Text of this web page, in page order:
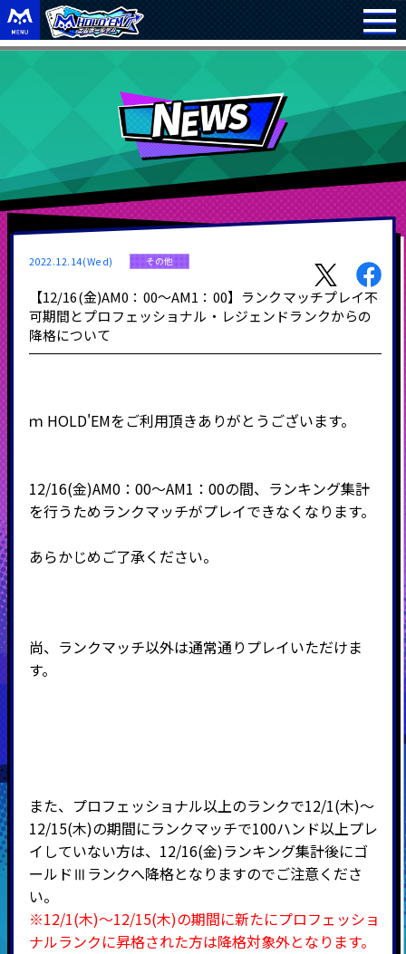
2022.12.14(Wed) その他
【12/16(金)AM0：00～AM1：00】ランクマッチプレイ不
可期間とプロフェッショナル・レジェンドランクからの
降格について
ｍ HOLD'EMをご利用頂きありがとうございます。
12/16(金)AM0：00～AM1：00の間、ランキング集計
を行うためランクマッチがプレイできなくなります。
あらかじめご了承ください。
尚、ランクマッチ以外は通常通りプレイいただけま
す。
また、プロフェッショナル以上のランクで12/1(木)～
12/15(木)の期間にランクマッチで100ハンド以上プレ
イしていない方は、12/16(金)ランキング集計後にゴ
ールドⅢランクへ降格となりますのでご注意くださ
い。
※12/1(木)～12/15(木)の期間に新たにプロフェッショ
ナルランクに昇格された方は降格対象外となります。